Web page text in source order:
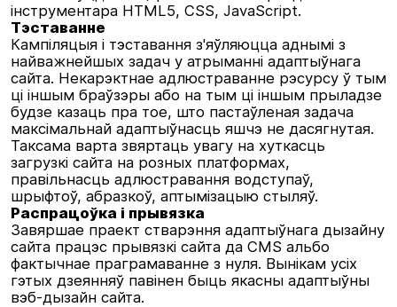
інструментара HTML5, CSS, JavaScript.
Тэставанне
Кампіляцыя і тэставання з'яўляюцца аднымі з
найважнейшых задач у атрыманні адаптыўнага
сайта. Некарэктнае адлюстраванне рэсурсу ў тым
ці іншым браўзэры або на тым ці іншым прыладзе
будзе казаць пра тое, што пастаўленая задача
максімальнай адаптыўнасць яшчэ не дасягнутая.
Таксама варта звяртаць увагу на хуткасць
загрузкі сайта на розных платформах,
правільнасць адлюстравання водступаў,
шрыфтоў, абразкоў, аптымізацыю стыляў.
Распрацоўка і прывязка
Завяршае праект стварэння адаптыўнага дызайну
сайта працэс прывязкі сайта да CMS альбо
фактычнае праграмаванне з нуля. Вынікам усіх
гэтых дзеянняў павінен быць якасны адаптыўны
вэб-дызайн сайта.